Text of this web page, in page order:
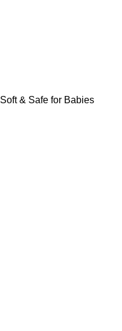
& Safe for Babies